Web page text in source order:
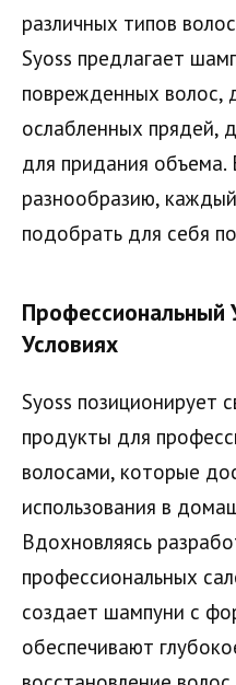
различных типов
Syoss предлагает
поврежденных волос,
ослабленных прядей,
для придания объема.
разнообразию,
подобрать для себя
Условиях
Syoss позиционирует
продукты для
волосами, которые
использования в
Вдохновляясь
профессиональных
создает шампуни с
обеспечивают